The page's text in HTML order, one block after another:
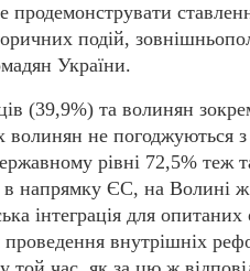
продемонструвати
подій,
України.
(39,9%) та волинян
волинян не погоджуються
рівні 72,5%
в напрямку ЄС, на Волині
інтеграція для
проведення внутрішніх